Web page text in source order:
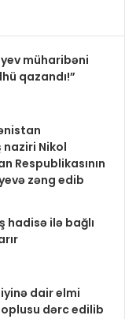
müharibəni
qazandı!”
naziri Nikol
Respublikasının
zəng edib
hadisə ilə bağlı
dair elmi
dərc edilib